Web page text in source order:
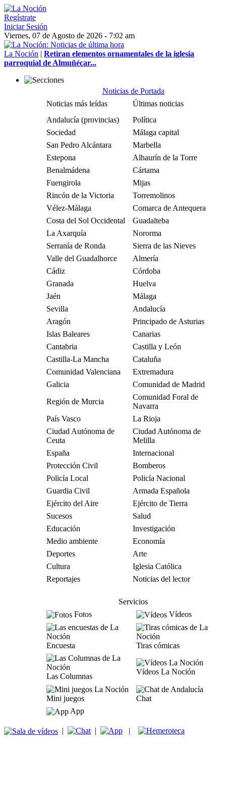
Regístrate
Iniciar Sesión
Viernes, 07 de Agosto de 2026 - 7:02 am
La Noción | Retiran elementos ornamentales de la iglesia
parroquial de Almuñécar...
Noticias de Portada
Noticias más leídas
Últimas noticias
Andalucía (provincias)
Política
Sociedad
Málaga capital
San Pedro Alcántara
Marbella
Estepona
Alhaurín de la Torre
Benalmádena
Cártama
Fuengirola
Mijas
Rincón de la Victoria
Torremolinos
Vélez-Málaga
Comarca de Antequera
Costa del Sol Occidental
Guadalteba
La Axarquía
Nororma
Serranía de Ronda
Sierra de las Nieves
Valle del Guadalhorce
Almería
Cádiz
Córdoba
Granada
Huelva
Jaén
Málaga
Sevilla
Andalucía
Aragón
Principado de Asturias
Islas Baleares
Canarias
Cantabria
Castilla y León
Castilla-La Mancha
Cataluña
Comunidad Valenciana
Extremadura
Galicia
Comunidad de Madrid
Región de Murcia
Comunidad Foral de
Navarra
País Vasco
La Rioja
Ciudad Autónoma de
Ceuta
Ciudad Autónoma de
Melilla
España
Internacional
Protección Civil
Bomberos
Policía Local
Policía Nacional
Guardia Civil
Armada Española
Ejército del Aire
Ejército de Tierra
Sucesos
Salud
Educación
Investigación
Medio ambiente
Economía
Deportes
Arte
Cultura
Iglesia Católica
Reportajes
Noticias del lector
Servicios
Fotos
Vídeos
Encuesta Tiras cómicas
Las Columnas
Vídeos La Noción
Mini juegos
Chat
App
| | |